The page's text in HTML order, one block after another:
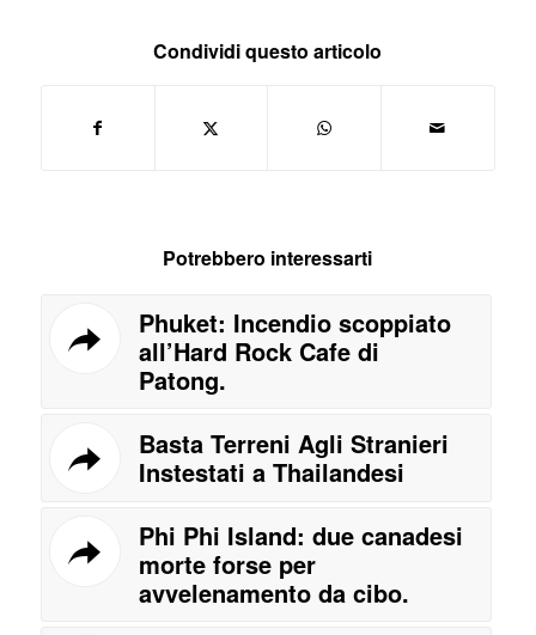
Condividi questo articolo
Potrebbero interessarti
Phuket: Incendio scoppiato
all’Hard Rock Cafe di
Patong.
Basta Terreni Agli Stranieri
Instestati a Thailandesi
Phi Phi Island: due canadesi
morte forse per
avvelenamento da cibo.